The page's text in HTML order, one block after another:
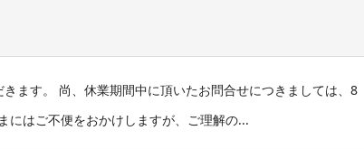
ます。 尚、休業期間中に頂いたお問合せにつきましては、8
にはご不便をおかけしますが、ご理解の...